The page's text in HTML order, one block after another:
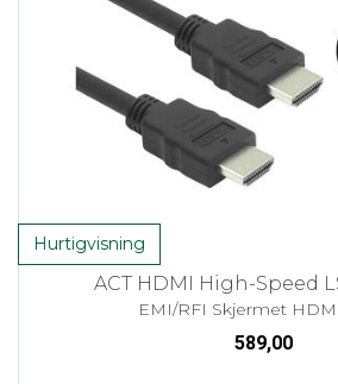
Hurtigvisning
ACT HDMI High-Speed
EMI/RFI Skjermet
589,00